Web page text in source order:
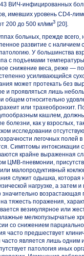
ВИЧ-инфицированных
имевших уровень CD4-
200 до 500 кл/мм3 [20].
больных, прежде всего,
развитие с наличием
У большинства
с подъемами
снижение веса, реже —
усиливающийся
может протекать без
и проявляться лишь
общем относительно
или трахеобронхит.
кашлем,
как у взрослых,
исследовании
легочных полей
Симптомы
крайне выраженная
ЦМВ-пневмонии,
малопродуктивный
служит одышка,
нагрузке, а
возрастающая
тяжесть поражения,
везикулярное или
мелкопузырчатые
со снижением
часто предшествует
является лишь одним
патология иных